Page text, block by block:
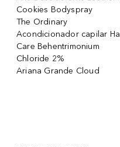
Cookies Bodyspray
The Ordinary
Acondicionador capilar
Care Behentrimonium
Chloride 2%
Ariana Grande Cloud